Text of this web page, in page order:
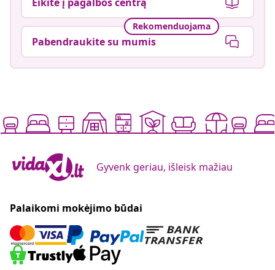
Rekomenduojama
Pabendraukite su mumis
Gyvenk geriau, išleisk mažiau
Palaikomi mokėjimo būdai